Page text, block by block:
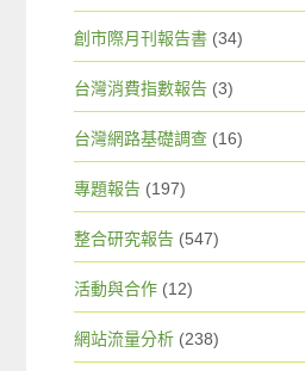
創市際月刊報告書 (34)
台灣消費指數報告 (3)
台灣網路基礎調查 (16)
專題報告 (197)
整合研究報告 (547)
活動與合作 (12)
網站流量分析 (238)